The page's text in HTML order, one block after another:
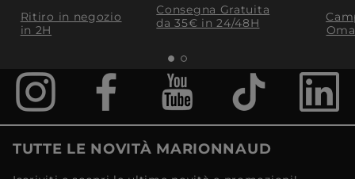
Ritiro in negozio
in 2H
Consegna Gratuita
da 35€​ in 24/48H
TUTTE LE NOVITÀ MARIONNAUD